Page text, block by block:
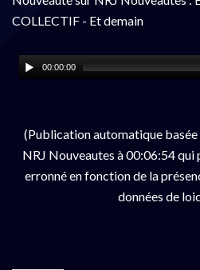
COLLECTIF - Et demain
00:00:00
(Publication automatique
NRJ Nouveautes à 00:06:54
erronné en fonction de la
données de